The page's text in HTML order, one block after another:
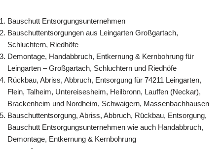
Bauschutt Entsorgungsunternehmen
Bauschuttentsorgungen aus Leingarten Großgartach,
Schluchtern, Riedhöfe
Demontage, Handabbruch, Entkernung & Kernbohrung für
Leingarten – Großgartach, Schluchtern und Riedhöfe
Rückbau, Abriss, Abbruch, Entsorgung für 74211 Leingarten,
Flein, Talheim, Untereisesheim, Heilbronn, Lauffen (Neckar),
Brackenheim und Nordheim, Schwaigern, Massenbachhausen
Bauschuttentsorgung, Abriss, Abbruch, Rückbau, Entsorgung,
Bauschutt Entsorgungsunternehmen wie auch Handabbruch,
Demontage, Entkernung & Kernbohrung